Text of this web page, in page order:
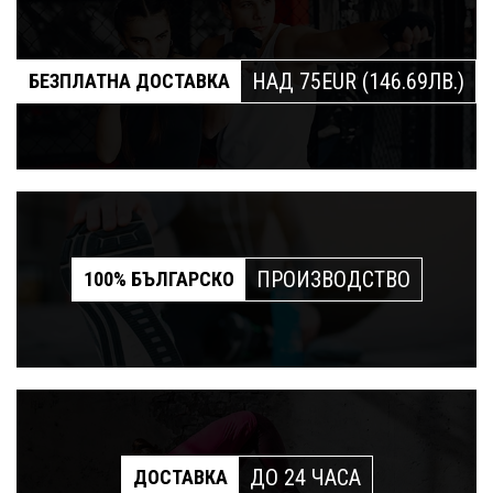
БЕЗПЛАТНА ДОСТАВКА НАД 75EUR (146.69ЛВ.)
100% БЪЛГАРСКО ПРОИЗВОДСТВО
ДОСТАВКА ДО 24 ЧАСА